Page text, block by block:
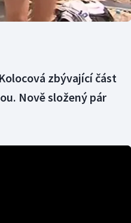
zbývající část
Nově složený pár